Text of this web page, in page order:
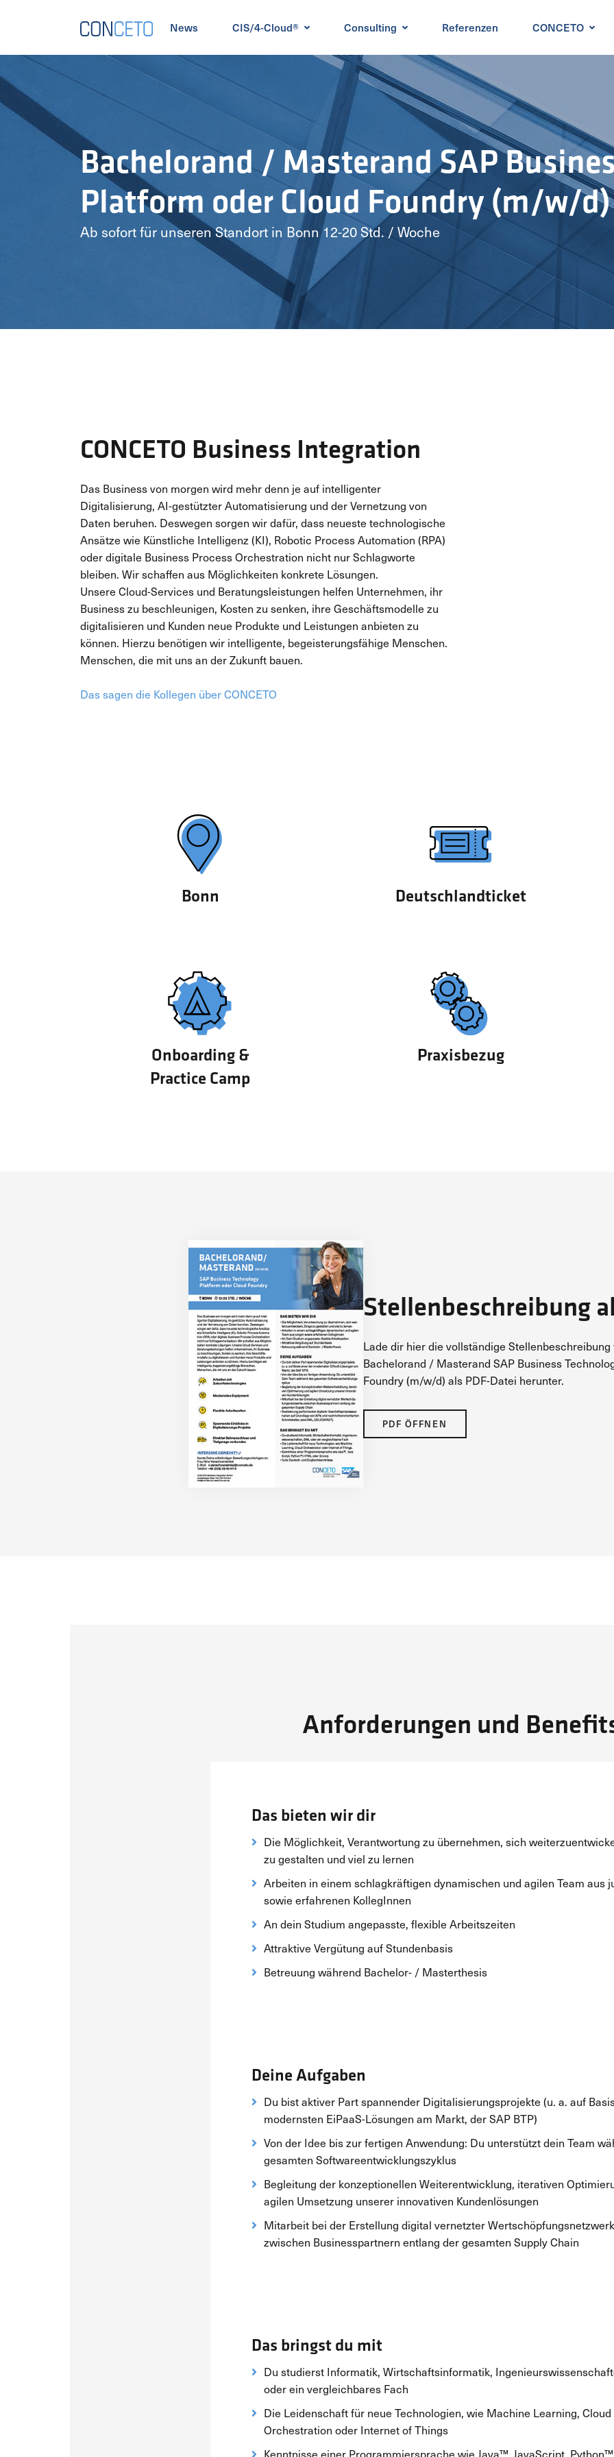
News CIS/4-Cloud® Consulting Referenzen CONCETO
Bachelorand / Masterand SAP
Platform oder Cloud Foundry (m/w/d)
Ab sofort für unseren Standort in Bonn 12-20 Std. / Woche
CONCETO Business Integration
Das Business von morgen wird mehr denn je auf intelligenter
Digitalisierung, AI-gestützter Automatisierung und der Vernetzung von
Daten beruhen. Deswegen sorgen wir dafür, dass neueste technologische
Ansätze wie Künstliche Intelligenz (KI), Robotic Process Automation (RPA)
oder digitale Business Process Orchestration nicht nur Schlagworte
bleiben. Wir schaffen aus Möglichkeiten konkrete Lösungen.
Unsere Cloud-Services und Beratungsleistungen helfen Unternehmen, ihr
Business zu beschleunigen, Kosten zu senken, ihre Geschäftsmodelle zu
digitalisieren und Kunden neue Produkte und Leistungen anbieten zu
können. Hierzu benötigen wir intelligente, begeisterungsfähige Menschen.
Menschen, die mit uns an der Zukunft bauen.
Das sagen die Kollegen über CONCETO
Bonn Deutschlandticket
Onboarding &
Practice Camp
Praxisbezug
Stellenbeschreibung
Lade dir hier die vollständige
Bachelorand / Masterand SAP Business
Foundry (m/w/d) als PDF-Datei herunter.
PDF ÖFFNEN
Anforderungen und
Das bieten wir dir
Die Möglichkeit, Verantwortung zu übernehmen, sich
zu gestalten und viel zu lernen
Arbeiten in einem schlagkräftigen dynamischen und agilen Team aus
sowie erfahrenen KollegInnen
An dein Studium angepasste, flexible Arbeitszeiten
Attraktive Vergütung auf Stundenbasis
Betreuung während Bachelor- / Masterthesis
Deine Aufgaben
Du bist aktiver Part spannender Digitalisierungsprojekte (u. a. auf
modernsten EiPaaS-Lösungen am Markt, der SAP BTP)
Von der Idee bis zur fertigen Anwendung: Du unterstützt dein Team
gesamten Softwareentwicklungszyklus
Begleitung der konzeptionellen Weiterentwicklung, iterativen
agilen Umsetzung unserer innovativen Kundenlösungen
Mitarbeit bei der Erstellung digital vernetzter
zwischen Businesspartnern entlang der gesamten Supply Chain
Das bringst du mit
Du studierst Informatik, Wirtschaftsinformatik,
oder ein vergleichbares Fach
Die Leidenschaft für neue Technologien, wie Machine Learning, Cloud
Orchestration oder Internet of Things
Kenntnisse einer Programmiersprache wie Java™, JavaScript,